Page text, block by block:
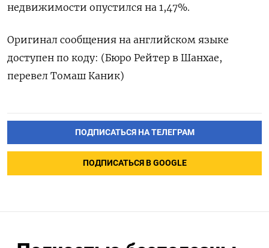
недвижимости опустился на 1,47%.
Оригинал сообщения на английском языке
доступен по коду: (Бюро Рейтер в Шанхае,
перевел Томаш Каник)
ПОДПИСАТЬСЯ НА ТЕЛЕГРАМ
ПОДПИСАТЬСЯ В GOOGLE